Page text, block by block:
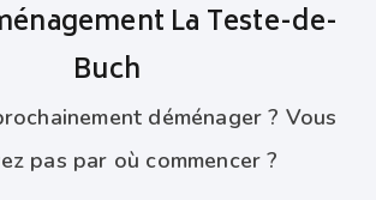
La Teste-de-
Buch
déménager ? Vous
pas par où commencer ?